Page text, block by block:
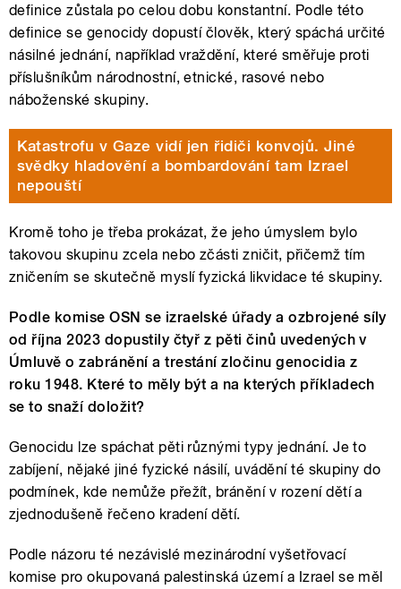
definice zůstala po celou dobu konstantní. Podle této
definice se genocidy dopustí člověk, který spáchá určité
násilné jednání, například vraždění, které směřuje proti
příslušníkům národnostní, etnické, rasové nebo
náboženské skupiny.
Katastrofu v Gaze vidí jen řidiči konvojů. Jiné
svědky hladovění a bombardování tam Izrael
nepouští
Kromě toho je třeba prokázat, že jeho úmyslem bylo
takovou skupinu zcela nebo zčásti zničit, přičemž tím
zničením se skutečně myslí fyzická likvidace té skupiny.
Podle komise OSN se izraelské úřady a ozbrojené síly
od října 2023 dopustily čtyř z pěti činů uvedených v
Úmluvě o zabránění a trestání zločinu genocidia z
roku 1948. Které to měly být a na kterých příkladech
se to snaží doložit?
Genocidu lze spáchat pěti různými typy jednání. Je to
zabíjení, nějaké jiné fyzické násilí, uvádění té skupiny do
podmínek, kde nemůže přežít, bránění v rození dětí a
zjednodušeně řečeno kradení dětí.
Podle názoru té nezávislé mezinárodní vyšetřovací
komise pro okupovaná palestinská území a Izrael se měl